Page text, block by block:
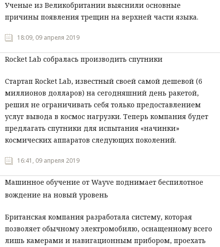
Ученые из Великобритании выяснили основные
причины появления трещин на верхней части языка.
18:09, 09 апреля 2019
Rocket Lab собралась производить спутники
Стартап Rocket Lab, известный своей самой дешевой (6
миллионов долларов) на сегодняшний день ракетой,
решил не ограничивать себя только предоставлением
услуг вывода в космос нагрузки. Теперь компания будет
предлагать спутники для испытания «начинки»
космических аппаратов следующих поколений.
16:41, 09 апреля 2019
Машинное обучение от Wayve поднимает беспилотное
вождение на новый уровень
Британская компания разработала систему, которая
позволяет обычному электромобилю, оснащенному всего
лишь камерами и навигационным прибором, проехать